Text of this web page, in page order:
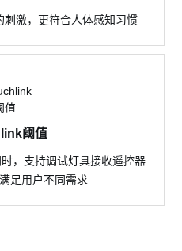
激，更符合人体感知习惯
阈值
，支持调试灯具接收遥控器
足用户不同需求